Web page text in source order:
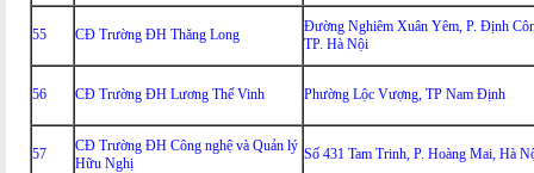
55 CĐ Trường ĐH Thăng Long
Đường Nghiêm Xuân Yêm, P. Định
TP. Hà Nội
56 CĐ Trường ĐH Lương Thế Vinh Phường Lộc Vượng, TP Nam Định
57
CĐ Trường ĐH Công nghệ và Quản lý
Hữu Nghị
Số 431 Tam Trinh, P. Hoàng Mai, Hà